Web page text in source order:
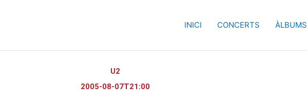
INICI CONCERTS ÀLBUMS
U2
2005-08-07T21:00